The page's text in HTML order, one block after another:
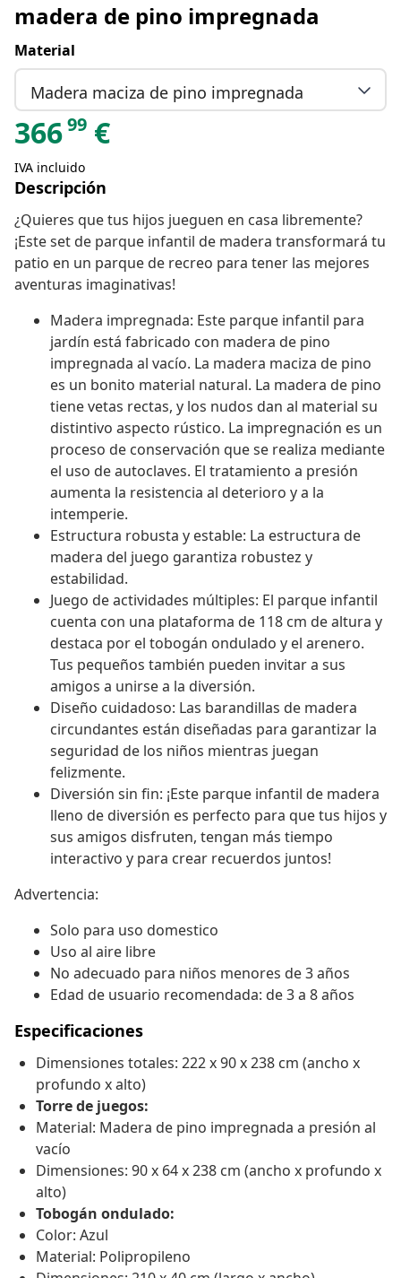
madera de pino impregnada
Material
Madera maciza de pino impregnada
36699 €
IVA incluido
Descripción
¿Quieres que tus hijos jueguen en casa libremente?
¡Este set de parque infantil de madera transformará tu
patio en un parque de recreo para tener las mejores
aventuras imaginativas!
Madera impregnada: Este parque infantil para
jardín está fabricado con madera de pino
impregnada al vacío. La madera maciza de pino
es un bonito material natural. La madera de pino
tiene vetas rectas, y los nudos dan al material su
distintivo aspecto rústico. La impregnación es un
proceso de conservación que se realiza mediante
el uso de autoclaves. El tratamiento a presión
aumenta la resistencia al deterioro y a la
intemperie.
Estructura robusta y estable: La estructura de
madera del juego garantiza robustez y
estabilidad.
Juego de actividades múltiples: El parque infantil
cuenta con una plataforma de 118 cm de altura y
destaca por el tobogán ondulado y el arenero.
Tus pequeños también pueden invitar a sus
amigos a unirse a la diversión.
Diseño cuidadoso: Las barandillas de madera
circundantes están diseñadas para garantizar la
seguridad de los niños mientras juegan
felizmente.
Diversión sin fin: ¡Este parque infantil de madera
lleno de diversión es perfecto para que tus hijos y
sus amigos disfruten, tengan más tiempo
interactivo y para crear recuerdos juntos!
Advertencia:
Solo para uso domestico
Uso al aire libre
No adecuado para niños menores de 3 años
Edad de usuario recomendada: de 3 a 8 años
Especificaciones
Dimensiones totales: 222 x 90 x 238 cm (ancho x
profundo x alto)
Torre de juegos:
Material: Madera de pino impregnada a presión al
vacío
Dimensiones: 90 x 64 x 238 cm (ancho x profundo x
alto)
Tobogán ondulado:
Color: Azul
Material: Polipropileno